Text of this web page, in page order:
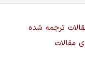
ترجمه شده
مقالات